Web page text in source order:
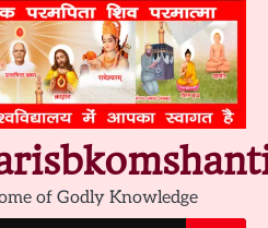
of Godly Knowledge